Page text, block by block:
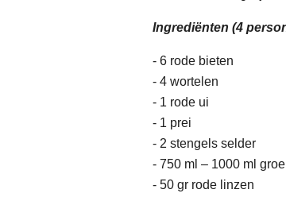
Ingrediënten (4
- 6 rode bieten
- 4 wortelen
- 1 rode ui
- 1 prei
- 2 stengels selder
- 750 ml – 1000 ml
- 50 gr rode linzen